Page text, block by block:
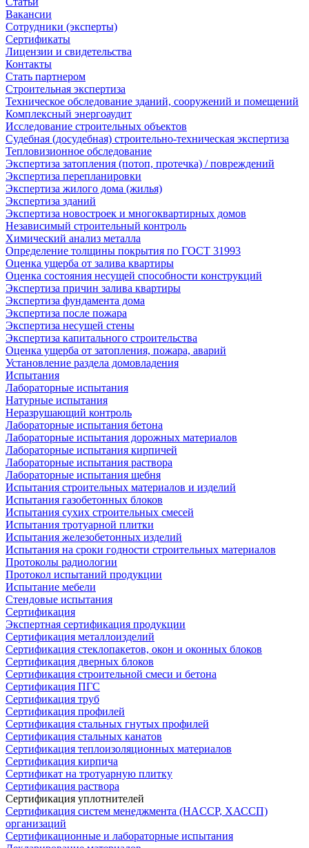
Вакансии
Сотрудники (эксперты)
Сертификаты
Лицензии и свидетельства
Контакты
Стать партнером
Строительная экспертиза
Техническое обследование зданий, сооружений и помещений
Комплексный энергоаудит
Исследование строительных объектов
Судебная (досудебная) строительно-техническая экспертиза
Тепловизионное обследование
Экспертиза затопления (потоп, протечка) / повреждений
Экспертиза перепланировки
Экспертиза жилого дома (жилья)
Экспертиза зданий
Экспертиза новостроек и многоквартирных домов
Независимый строительный контроль
Химический анализ металла
Определение толщины покрытия по ГОСТ 31993
Оценка ущерба от залива квартиры
Оценка состояния несущей способности конструкций
Экспертиза причин залива квартиры
Экспертиза фундамента дома
Экспертиза после пожара
Экспертиза несущей стены
Экспертиза капитального строительства
Оценка ущерба от затопления, пожара, аварий
Установление раздела домовладения
Испытания
Лабораторные испытания
Натурные испытания
Неразрушающий контроль
Лабораторные испытания бетона
Лабораторные испытания дорожных материалов
Лабораторные испытания кирпичей
Лабораторные испытания раствора
Лабораторные испытания щебня
Испытания строительных материалов и изделий
Испытания газобетонных блоков
Испытания сухих строительных смесей
Испытания тротуарной плитки
Испытания железобетонных изделий
Испытания на сроки годности строительных материалов
Протоколы радиологии
Протокол испытаний продукции
Испытание мебели
Стендовые испытания
Сертификация
Экспертная сертификация продукции
Сертификация металлоизделий
Сертификация стеклопакетов, окон и оконных блоков
Сертификация дверных блоков
Сертификация строительной смеси и бетона
Сертификация ПГС
Сертификация труб
Сертификация профилей
Сертификация стальных гнутых профилей
Сертификация стальных канатов
Сертификация теплоизоляционных материалов
Сертификация кирпича
Сертификат на тротуарную плитку
Сертификация раствора
Сертификация уплотнителей
Сертификация систем менеджмента (HACCP, ХАССП)
организаций
Сертификационные и лабораторные испытания